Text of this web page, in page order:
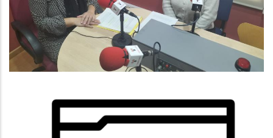
Altres
Habitatge
Notícia De Prova